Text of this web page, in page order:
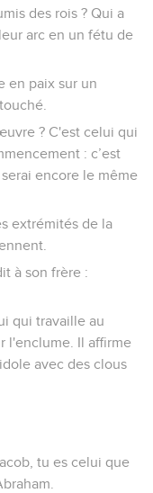
des rois ? Qui a
arc en un fétu de
en paix sur un
? C'est celui qui
: c’est
encore le même
extrémités de la
à son frère :
qui travaille au
l'enclume. Il affirme
avec des clous
tu es celui que